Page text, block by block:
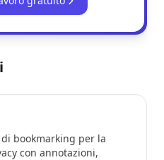
bookmarking per la
con annotazioni,